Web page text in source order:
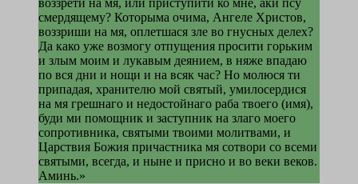
воззрети на мя, или приступити ко мне, аки псу
смердящему? Которыма очима, Ангеле Христов,
воззриши на мя, оплетшася зле во гнусных делех?
Да како уже возмогу отпущения просити горьким
и злым моим и лукавым деянием, в няже впадаю
по вся дни и нощи и на всяк час? Но молюся ти
припадая, хранителю мой святый, умилосердися
на мя грешнаго и недостойнаго раба твоего (имя),
буди ми помощник и заступник на злаго моего
сопротивника, святыми твоими молитвами, и
Царствия Божия причастника мя сотвори со всеми
святыми, всегда, и ныне и присно и во веки веков.
Аминь.»